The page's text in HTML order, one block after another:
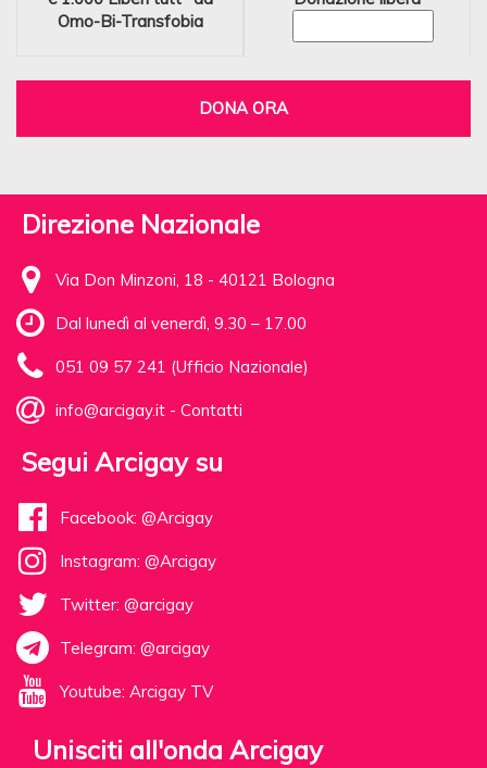
Omo-Bi-Transfobia
DONA ORA
Direzione Nazionale
Via Don Minzoni, 18 - 40121 Bologna
Dal lunedì al venerdì, 9.30 – 17.00
051 09 57 241 (Ufficio Nazionale)
info@arcigay.it - Contatti
Segui Arcigay su
Facebook: @Arcigay
Instagram: @Arcigay
Twitter: @arcigay
Telegram: @arcigay
Youtube: Arcigay TV
Unisciti all'onda Arcigay